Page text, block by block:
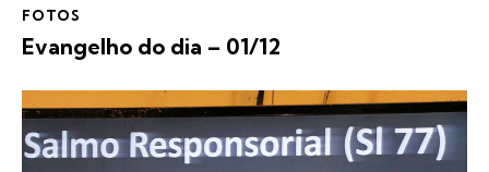
FOTOS
Evangelho do dia – 01/12